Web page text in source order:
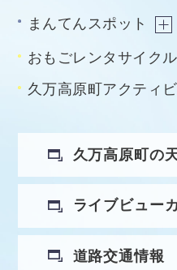
まんてんスポット
おもごレンタサイクル
久万高原町アクティ
久万高原町の
ライブビュー
道路交通情報